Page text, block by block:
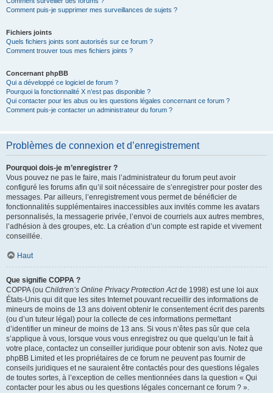
Comment puis-je supprimer mes surveillances de sujets ?
Fichiers joints
Quels fichiers joints sont autorisés sur ce forum ?
Comment trouver tous mes fichiers joints ?
Concernant phpBB
Qui a développé ce logiciel de forum ?
Pourquoi la fonctionnalité X n’est pas disponible ?
Qui contacter pour les abus ou les questions légales concernant ce forum ?
Comment puis-je contacter un administrateur du forum ?
Problèmes de connexion et d’enregistrement
Pourquoi dois-je m’enregistrer ?
Vous pouvez ne pas le faire, mais l’administrateur du forum peut avoir
configuré les forums afin qu’il soit nécessaire de s’enregistrer pour poster des
messages. Par ailleurs, l’enregistrement vous permet de bénéficier de
fonctionnalités supplémentaires inaccessibles aux invités comme les avatars
personnalisés, la messagerie privée, l’envoi de courriels aux autres membres,
l’adhésion à des groupes, etc. La création d’un compte est rapide et vivement
conseillée.
Haut
Que signifie COPPA ?
COPPA (ou Children’s Online Privacy Protection Actde 1998) est une loi aux
États-Unis qui dit que les sites Internet pouvant recueillir des informations de
mineurs de moins de 13 ans doivent obtenir le consentement écrit des parents
(ou d’un tuteur légal) pour la collecte de ces informations permettant
d’identifier un mineur de moins de 13 ans. Si vous n’êtes pas sûr que cela
s’applique à vous, lorsque vous vous enregistrez ou que quelqu’un le fait à
votre place, contactez un conseiller juridique pour obtenir son avis. Notez que
phpBB Limited et les propriétaires de ce forum ne peuvent pas fournir de
conseils juridiques et ne sauraient être contactés pour des questions légales
de toutes sortes, à l’exception de celles mentionnées dans la question « Qui
contacter pour les abus ou les questions légales concernant ce forum ? ».